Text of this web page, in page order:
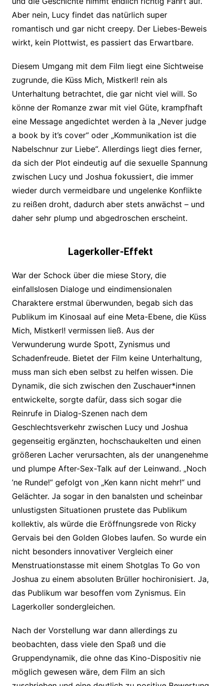
Aber nein, Lucy findet das natürlich super
romantisch und gar nicht creepy. Der Liebes-Beweis
wirkt, kein Plottwist, es passiert das Erwartbare.
Diesem Umgang mit dem Film liegt eine Sichtweise
zugrunde, die Küss Mich, Mistkerl! rein als
Unterhaltung betrachtet, die gar nicht viel will. So
könne der Romanze zwar mit viel Güte, krampfhaft
eine Message angedichtet werden à la „Never judge
a book by it’s cover“ oder „Kommunikation ist die
Nabelschnur zur Liebe“. Allerdings liegt dies ferner,
da sich der Plot eindeutig auf die sexuelle Spannung
zwischen Lucy und Joshua fokussiert, die immer
wieder durch vermeidbare und ungelenke Konflikte
zu reißen droht, dadurch aber stets anwächst – und
daher sehr plump und abgedroschen erscheint.
Lagerkoller-Effekt
War der Schock über die miese Story, die
einfallslosen Dialoge und eindimensionalen
Charaktere erstmal überwunden, begab sich das
Publikum im Kinosaal auf eine Meta-Ebene, die Küss
Mich, Mistkerl! vermissen ließ. Aus der
Verwunderung wurde Spott, Zynismus und
Schadenfreude. Bietet der Film keine Unterhaltung,
muss man sich eben selbst zu helfen wissen. Die
Dynamik, die sich zwischen den Zuschauer*innen
entwickelte, sorgte dafür, dass sich sogar die
Reinrufe in Dialog-Szenen nach dem
Geschlechtsverkehr zwischen Lucy und Joshua
gegenseitig ergänzten, hochschaukelten und einen
größeren Lacher verursachten, als der unangenehme
und plumpe After-Sex-Talk auf der Leinwand. „Noch
’ne Runde!“ gefolgt von „Ken kann nicht mehr!“ und
Gelächter. Ja sogar in den banalsten und scheinbar
unlustigsten Situationen prustete das Publikum
kollektiv, als würde die Eröffnungsrede von Ricky
Gervais bei den Golden Globes laufen. So wurde ein
nicht besonders innovativer Vergleich einer
Menstruationstasse mit einem Shotglas To Go von
Joshua zu einem absoluten Brüller hochironisiert. Ja,
das Publikum war besoffen vom Zynismus. Ein
Lagerkoller sondergleichen.
Nach der Vorstellung war dann allerdings zu
beobachten, dass viele den Spaß und die
Gruppendynamik, die ohne das Kino-Dispositiv nie
möglich gewesen wäre, dem Film an sich